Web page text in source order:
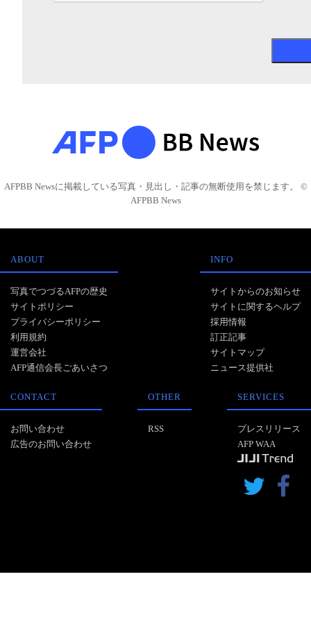
AFPBB Newsに掲載している写真・見出し・記事の無断使用を禁じます。 ©
AFPBB News
ABOUT
写真でつづるAFPの歴史
サイトポリシー
プライバシーポリシー
利用規約
運営会社
AFP通信会長ごあいさつ
INFO
サイトからのお知らせ
サイトに関するヘルプ
採用情報
訂正記事
サイトマップ
ニュース提供社
CONTACT
お問い合わせ
広告のお問い合わせ
OTHER
RSS
SERVICES
プレスリリース
AFP WAA